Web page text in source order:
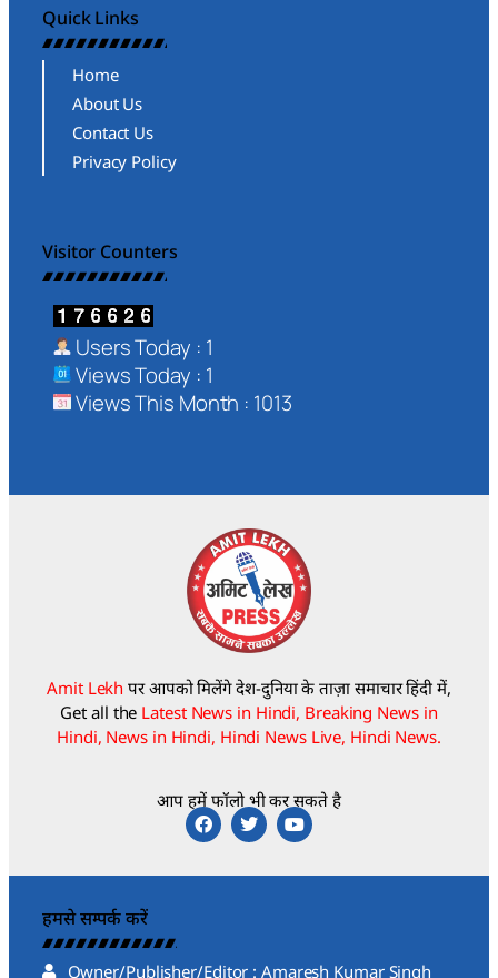
Quick Links
Home
About Us
Contact Us
Privacy Policy
Visitor Counters
Users Today : 1
Views Today : 1
Views This Month : 1013
Amit Lekh पर आपको मिलेंगे देश-दुनिया के ताज़ा समाचार हिंदी में,
Get all the Latest News in Hindi, Breaking News in
Hindi, News in Hindi, Hindi News Live, Hindi News.
आप हमें फॉलो भी कर सकते है
हमसे सम्पर्क करें
Owner/Publisher/Editor : Amaresh Kumar Singh